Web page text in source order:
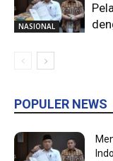
NASIONAL
POPULER NEWS